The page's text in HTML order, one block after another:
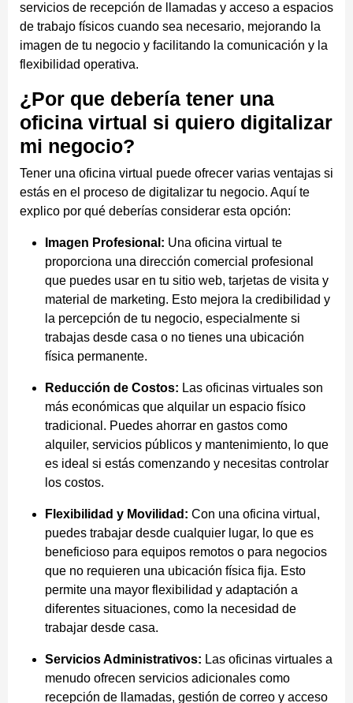
servicios de recepción de llamadas y acceso a espacios
de trabajo físicos cuando sea necesario, mejorando la
imagen de tu negocio y facilitando la comunicación y la
flexibilidad operativa.
¿Por que debería tener una
oficina virtual si quiero digitalizar
mi negocio?
Tener una oficina virtual puede ofrecer varias ventajas si
estás en el proceso de digitalizar tu negocio. Aquí te
explico por qué deberías considerar esta opción:
Imagen Profesional: Una oficina virtual te
proporciona una dirección comercial profesional
que puedes usar en tu sitio web, tarjetas de visita y
material de marketing. Esto mejora la credibilidad y
la percepción de tu negocio, especialmente si
trabajas desde casa o no tienes una ubicación
física permanente.
Reducción de Costos: Las oficinas virtuales son
más económicas que alquilar un espacio físico
tradicional. Puedes ahorrar en gastos como
alquiler, servicios públicos y mantenimiento, lo que
es ideal si estás comenzando y necesitas controlar
los costos.
Flexibilidad y Movilidad: Con una oficina virtual,
puedes trabajar desde cualquier lugar, lo que es
beneficioso para equipos remotos o para negocios
que no requieren una ubicación física fija. Esto
permite una mayor flexibilidad y adaptación a
diferentes situaciones, como la necesidad de
trabajar desde casa.
Servicios Administrativos: Las oficinas virtuales a
menudo ofrecen servicios adicionales como
recepción de llamadas, gestión de correo y acceso